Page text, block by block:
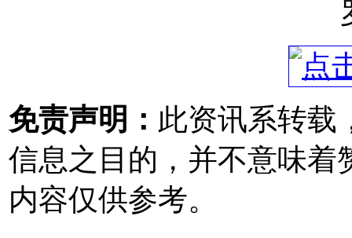
免责声明： 此资讯系转载
信息之目的，并不意味着
内容仅供参考。